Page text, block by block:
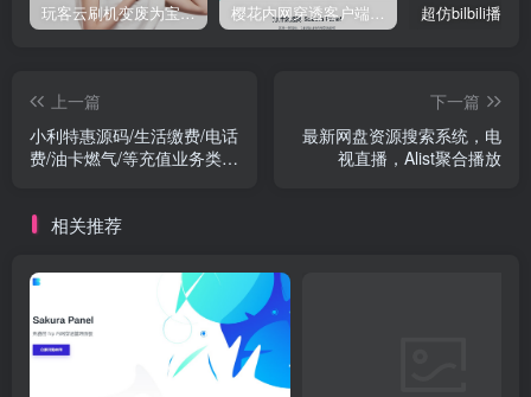
玩客云刷机变废为宝 刷Armbian系统/安装宝塔5.9/安装博客Typecho/网盘系统Cloudreve/免费内网穿透 详细教程
上一篇
小利特惠源码/生活缴费/电话
费/油卡燃气/等充值业务类源
下一篇
最新网盘资源搜索系统，电
视直播，Alist聚合播放
相关推荐